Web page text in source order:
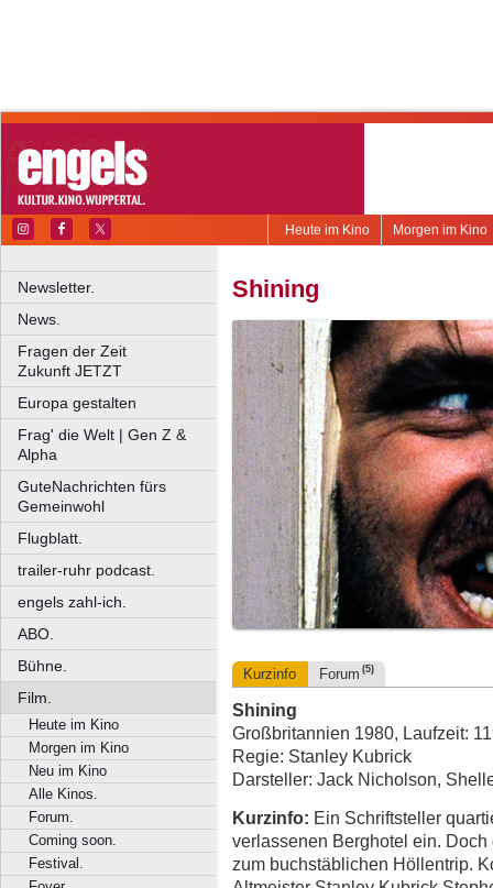
Morgen im Kino
Heute im Kino
Newsletter.
News.
Fragen der Zeit
Zukunft JETZT
Europa gestalten
Frag' die Welt | Gen Z &
Alpha
GuteNachrichten fürs
Gemeinwohl
Flugblatt.
trailer-ruhr podcast.
engels zahl-ich.
ABO.
Bühne.
Film.
Heute im Kino
Morgen im Kino
Neu im Kino
Alle Kinos.
Forum.
Coming soon.
Festival.
Shining
Kurzinfo Forum (5)
Shining
Großbritannien 1980, Laufzeit:
Regie: Stanley Kubrick
Darsteller: Jack Nicholson,
Kurzinfo: Ein Schriftsteller
verlassenen Berghotel ein.
zum buchstäblichen Höllentrip.